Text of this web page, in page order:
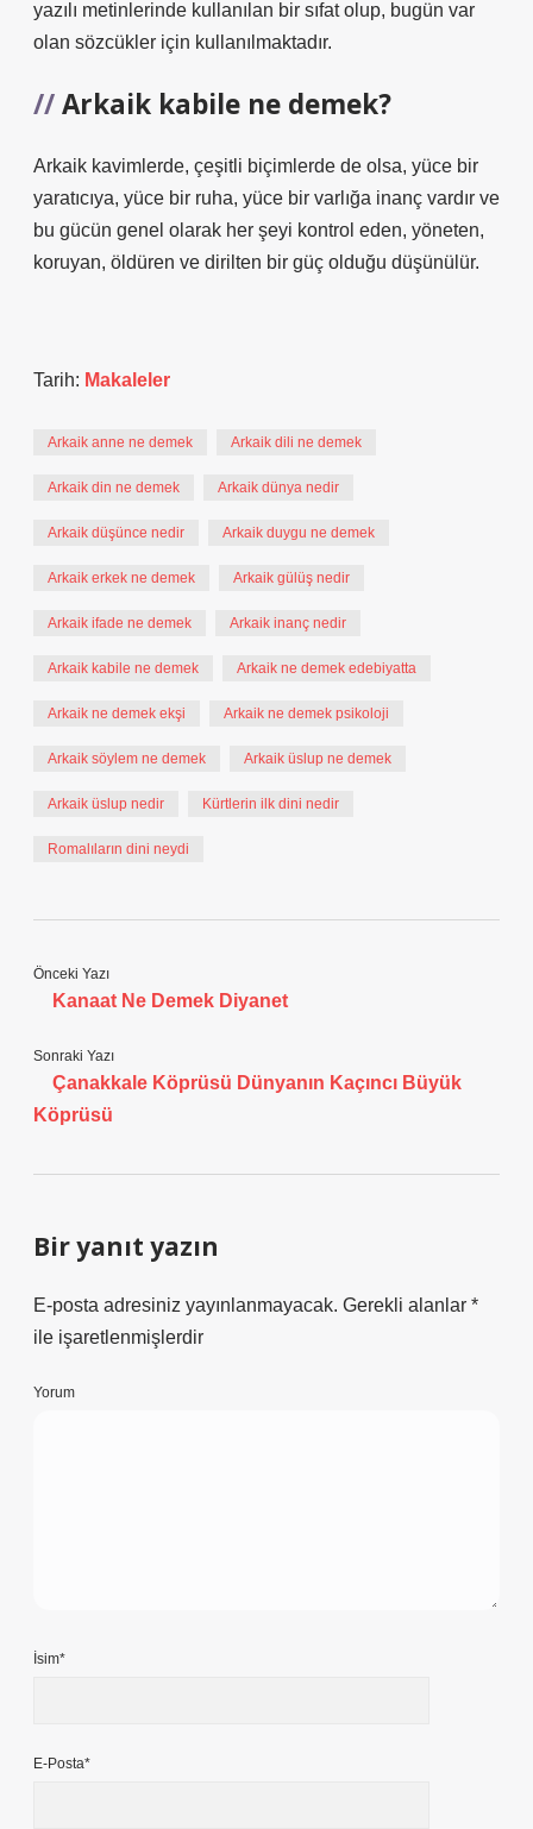
yazılı metinlerinde kullanılan bir sıfat olup, bugün var
olan sözcükler için kullanılmaktadır.
Arkaik kabile ne demek?
Arkaik kavimlerde, çeşitli biçimlerde de olsa, yüce bir
yaratıcıya, yüce bir ruha, yüce bir varlığa inanç vardır ve
bu gücün genel olarak her şeyi kontrol eden, yöneten,
koruyan, öldüren ve dirilten bir güç olduğu düşünülür.
Tarih: Makaleler
Arkaik anne ne demek Arkaik dili ne demek
Arkaik din ne demek Arkaik dünya nedir
Arkaik düşünce nedir Arkaik duygu ne demek
Arkaik erkek ne demek Arkaik gülüş nedir
Arkaik ifade ne demek Arkaik inanç nedir
Arkaik kabile ne demek Arkaik ne demek edebiyatta
Arkaik ne demek ekşi Arkaik ne demek psikoloji
Arkaik söylem ne demek Arkaik üslup ne demek
Arkaik üslup nedir Kürtlerin ilk dini nedir
Romalıların dini neydi
Önceki Yazı
Kanaat Ne Demek Diyanet
Sonraki Yazı
Çanakkale Köprüsü Dünyanın Kaçıncı Büyük
Köprüsü
Bir yanıt yazın
E-posta adresiniz yayınlanmayacak. Gerekli alanlar *
ile işaretlenmişlerdir
Yorum
İsim*
E-Posta*